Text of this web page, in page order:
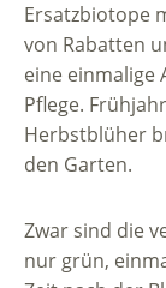
Ersatzbiotope
von Rabatten
eine einmalige
Pflege.
Herbstblüher
den Garten.
Zwar sind die
nur grün,